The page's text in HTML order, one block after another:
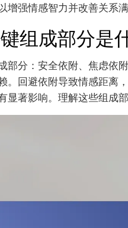
强情感智力并改善关系满
组成部分是
部分：安全依附、焦虑依
。回避依附导致情感距离
显著影响。理解这些组成